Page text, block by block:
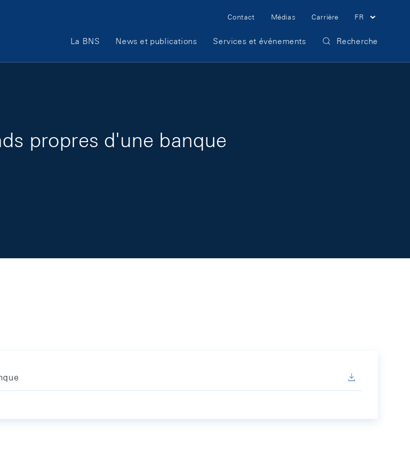
Meta Navigation
Contact Médias Carrière FR
Main Navigation
La BNS News et publications Services et événements Recherche
propres d'une banque